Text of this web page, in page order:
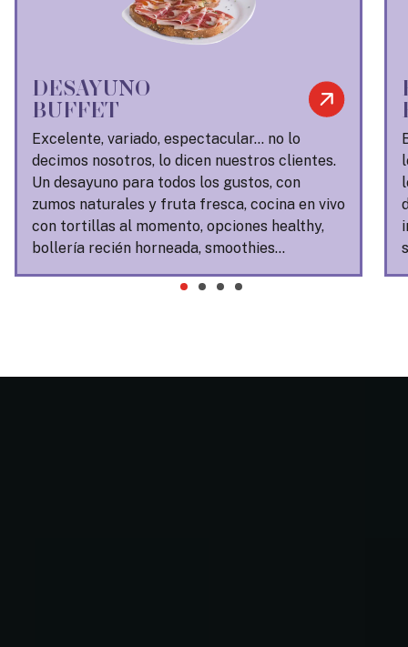
DESAYUNO
BUFFET
Excelente, variado, espectacular… no lo
decimos nosotros, lo dicen nuestros clientes.
Un desayuno para todos los gustos, con
zumos naturales y fruta fresca, cocina en vivo
con tortillas al momento, opciones healthy,
bollería recién horneada, smoothies…